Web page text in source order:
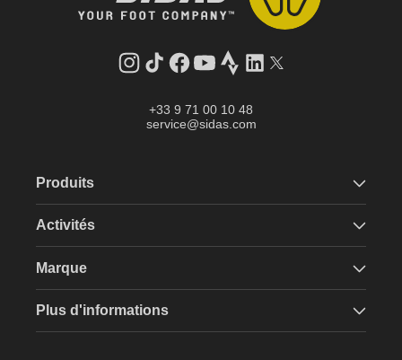
Instagram
Tik
Facebook
YouTube
StravaLinkedInTwitter
+33 9 71 00 10 48
service@sidas.com
Produits
Activités
Marque
Plus d'informations